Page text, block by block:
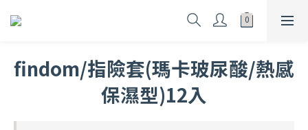
findom/指險套(瑪卡玻尿酸/熱感
保濕型)12入